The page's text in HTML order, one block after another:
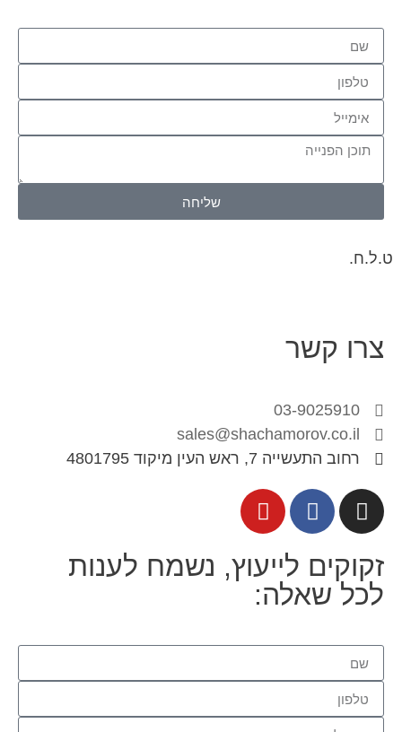
שליחה
ט.ל.ח.
צרו קשר
03-9025910
sales@shachamorov.co.il
רחוב התעשייה 7, ראש העין מיקוד 4801795
זקוקים לייעוץ, נשמח לענות
לכל שאלה: